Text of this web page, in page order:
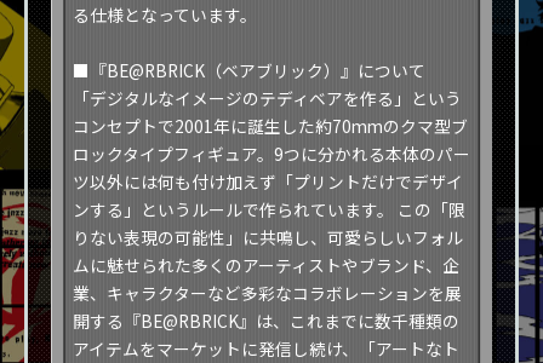
る仕様となっています。
■『BE@RBRICK（ベアブリック）』について
「デジタルなイメージのテディベアを作る」という
コンセプトで2001年に誕生した約70mmのクマ型ブ
ロックタイプフィギュア。9つに分かれる本体のパー
ツ以外には何も付け加えず「プリントだけでデザイ
ンする」というルールで作られています。 この「限
りない表現の可能性」に共鳴し、可愛らしいフォル
ムに魅せられた多くのアーティストやブランド、企
業、キャラクターなど多彩なコラボレーションを展
開する『BE@RBRICK』は、これまでに数千種類の
アイテムをマーケットに発信し続け、「アートなト